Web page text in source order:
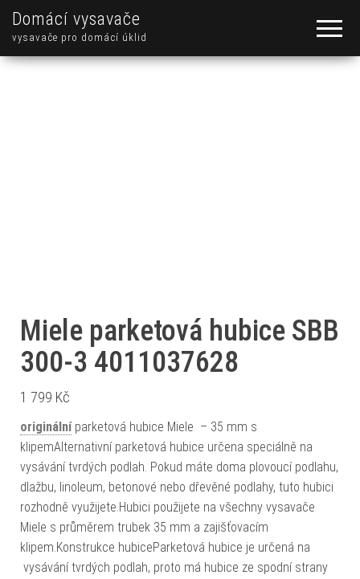
Domácí vysavače
vysavače pro domácí úklid
Miele parketová hubice SBB
300-3 4011037628
1 799 Kč
originálníparketová hubice Miele – 35 mm s
klipemAlternativní parketová hubice určena speciálně na
vysávání tvrdých podlah. Pokud máte doma plovoucí podlahu,
dlažbu, linoleum, betonové nebo dřevěné podlahy, tuto hubici
rozhodně využijete.Hubici použijete na všechny vysavače
Miele s průměrem trubek 35 mm a zajišťovacím
klipem.Konstrukce hubiceParketová hubice je určená na
vysávání tvrdých podlah, proto má hubice ze spodní strany